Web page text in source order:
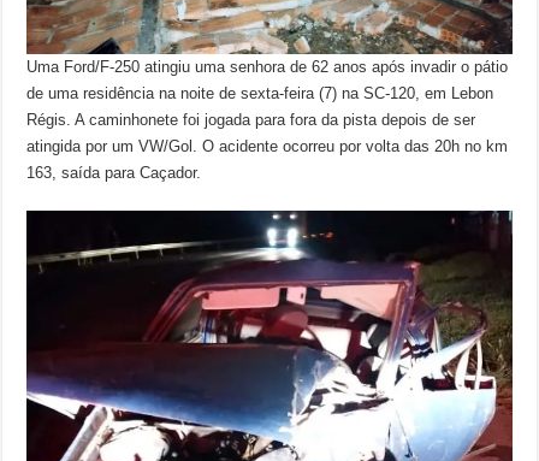
Uma Ford/F-250 atingiu uma senhora de 62 anos após invadir o pátio
de uma residência na noite de sexta-feira (7) na SC-120, em Lebon
Régis. A caminhonete foi jogada para fora da pista depois de ser
atingida por um VW/Gol. O acidente ocorreu por volta das 20h no km
163, saída para Caçador.